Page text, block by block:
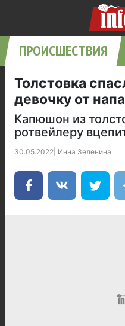
ПРОИСШЕСТВИЯ
Толстовка
девочку от
Капюшон из
ротвейлеру
30.05.2022 Инна Зеленина